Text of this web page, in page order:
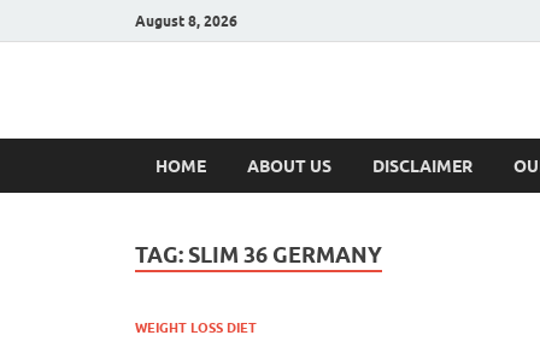
August 8, 2026
Hulk
HOME ABOUT US DISCLAIMER
TAG: SLIM 36 GERMANY
WEIGHT LOSS DIET